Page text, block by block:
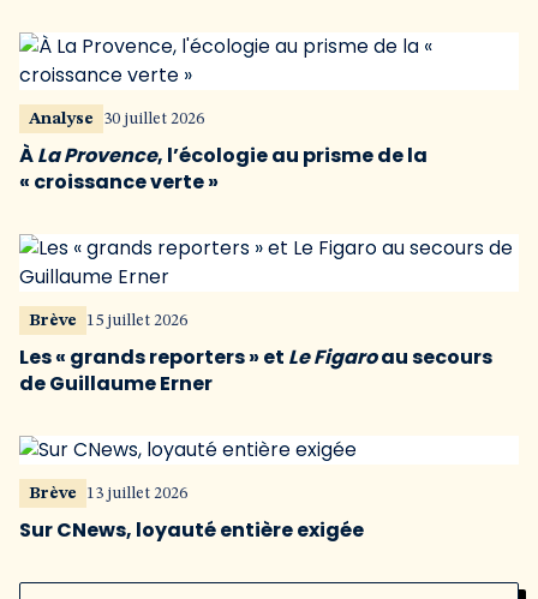
Analyse 30 juillet 2026
ÀLa Provence, l’écologie au prisme de la
« croissance verte »
Brève 15 juillet 2026
Les « grands reporters » et Le Figaroau secours
de Guillaume Erner
Brève 13 juillet 2026
Sur CNews, loyauté entière exigée